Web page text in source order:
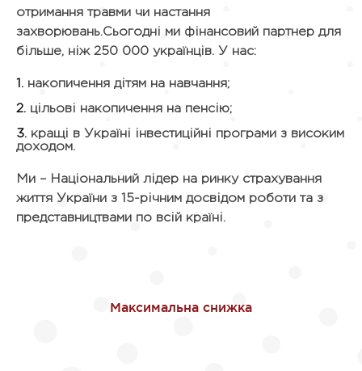
отримання травми чи настання
захворювань.Сьогодні ми фінансовий партнер для
більше, ніж 250 000 українців. У нас:
накопичення дітям на навчання;
цільові накопичення на пенсію;
кращі в Україні інвестиційні програми з високим
доходом.
Ми – Національний лідер на ринку страхування
життя України з 15-річним досвідом роботи та з
представництвами по всій країні.